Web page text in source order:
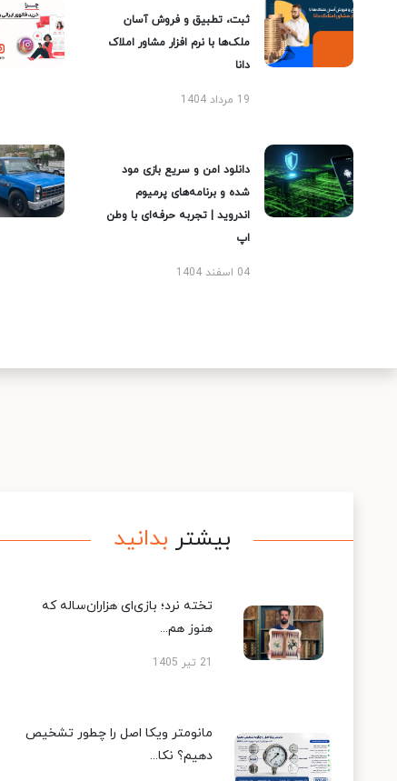
ثبت، تطبیق و فروش آسان
ملک‌ها با نرم افزار مشاور املاک
دانا
19 مرداد 1404
دانلود امن و سریع بازی مود
شده و برنامه‌های پرمیوم
اندروید | تجربه حرفه‌ای با وطن
اپ
04 اسفند 1404
بیشتر بدانید
تخته نرد؛ بازی‌ای هزاران‌ساله که
هنوز هم...
21 تیر 1405
مانومتر ویکا اصل را چطور تشخیص
دهیم؟ نکا...